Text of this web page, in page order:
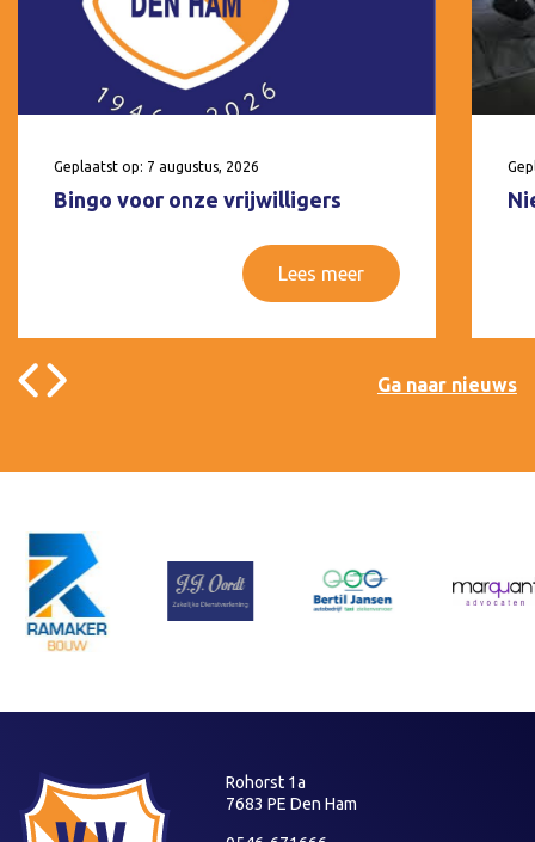
Geplaatst op: 7 augustus, 2026
Bingo voor onze vrijwilligers
Lees meer
Ga naar nieuws
Rohorst 1a
7683 PE Den Ham